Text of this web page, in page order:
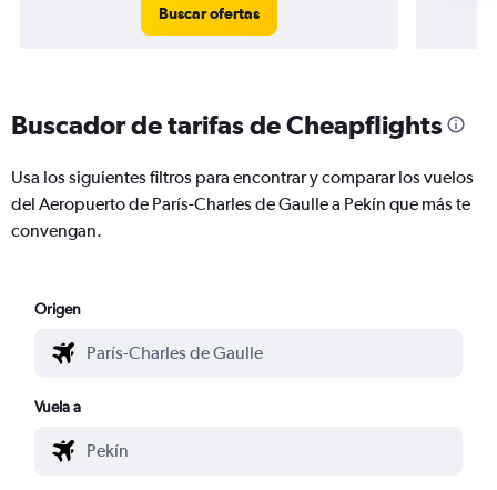
Buscar ofertas
Buscador de tarifas de Cheapflights
Usa los siguientes filtros para encontrar y comparar los vuelos
del Aeropuerto de París-Charles de Gaulle a Pekín que más te
convengan.
Origen
Vuela a